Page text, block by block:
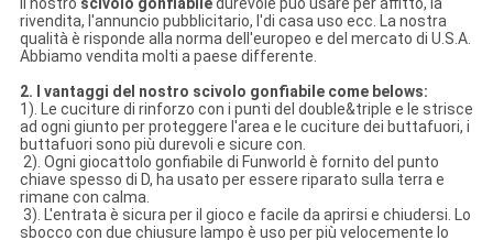
Il nostro scivolo gonfiabiledurevole può usare per affitto, la
rivendita, l'annuncio pubblicitario, l'di casa uso ecc. La nostra
qualità è risponde alla norma dell'europeo e del mercato di U.S.A.
Abbiamo vendita molti a paese differente.
2. I vantaggi del nostro scivolo gonfiabile come belows:
1). Le cuciture di rinforzo con i punti del double&triple e le strisce
ad ogni giunto per proteggere l'area e le cuciture dei buttafuori, i
buttafuori sono più durevoli e sicure con.
2). Ogni giocattolo gonfiabile di Funworld è fornito del punto
chiave spesso di D, ha usato per essere riparato sulla terra e
rimane con calma.
3). L'entrata è sicura per il gioco e facile da aprirsi e chiudersi. Lo
sbocco con due chiusure lampo è uso per più velocemente lo